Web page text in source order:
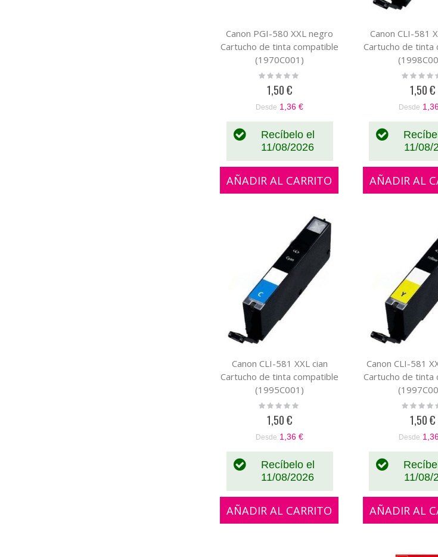
Canon PGI-580 XXL negro
Cartucho de tinta compatible
(1970C001)
Rating:
1,50 €
Desde 1,36 €
Recíbelo el
11/08/2026
AÑADIR AL CARRITO
Canon CLI-581
Cartucho de tinta
Rating:
1,50 €
Desde
11/08/
AÑADIR AL
Canon CLI-581 XXL cian
Cartucho de tinta compatible
(1995C001)
Rating:
1,50 €
Desde 1,36 €
Recíbelo el
11/08/2026
AÑADIR AL CARRITO
Canon CLI-581
Cartucho de tinta
Rating:
1,50 €
Desde
11/08/
AÑADIR AL